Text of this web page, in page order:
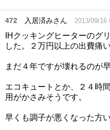
472 入居済みさん 2013/09/16
IHクッキングヒーターのグ
した。２万円以上の出費痛い
まだ４年ですが壊れるのが
エコキュートとか、２４時
用がかさみそうです。
早くも調子が悪くなった方